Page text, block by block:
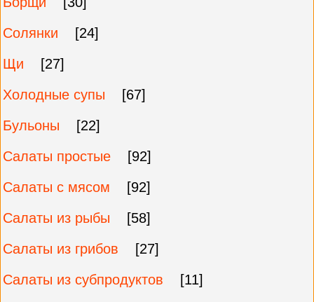
Солянки
[24]
Щи
[27]
Холодные супы
[67]
Бульоны
[22]
Салаты простые
[92]
Салаты с мясом
[92]
Салаты из рыбы
[58]
Салаты из грибов
[27]
Салаты из субпродуктов
[11]